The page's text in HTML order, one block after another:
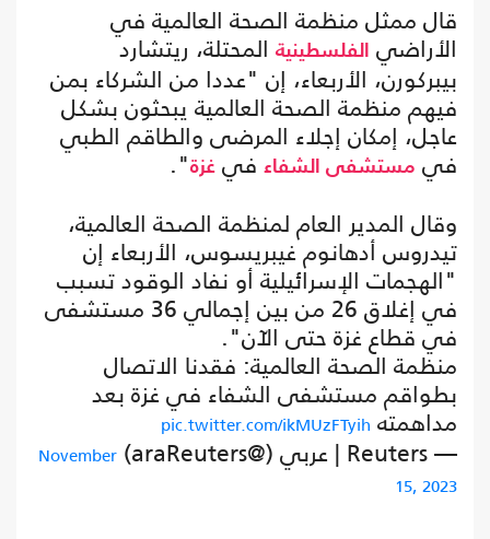
قال ممثل منظمة الصحة العالمية في
الأراضي الفلسطينية المحتلة، ريتشارد
بيبركورن، الأربعاء، إن "عددا من الشركاء بمن
فيهم منظمة الصحة العالمية يبحثون بشكل
عاجل، إمكان إجلاء المرضى والطاقم الطبي
في مستشفى الشفاء في غزة".
وقال المدير العام لمنظمة الصحة العالمية،
تيدروس أدهانوم غيبريسوس، الأربعاء إن
"الهجمات الإسرائيلية أو نفاد الوقود تسبب
في إغلاق 26 من بين إجمالي 36 مستشفى
في قطاع غزة حتى الآن".
منظمة الصحة العالمية: فقدنا الاتصال
بطواقم مستشفى الشفاء في غزة بعد
مداهمته pic.twitter.com/ikMUzFTyih
— Reuters | عربي (@araReuters)
November
15, 2023